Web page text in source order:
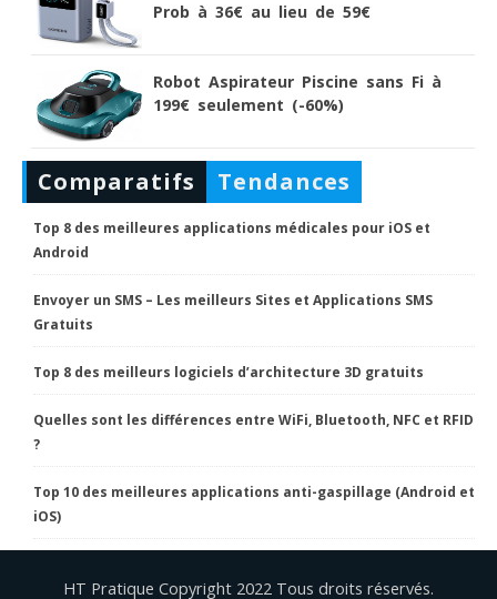
Prob à 36€ au lieu de 59€
Robot Aspirateur Piscine sans Fi à
199€ seulement (-60%)
Comparatifs Tendances
Top 8 des meilleures applications médicales pour iOS et
Android
Envoyer un SMS – Les meilleurs Sites et Applications SMS
Gratuits
Top 8 des meilleurs logiciels d’architecture 3D gratuits
Quelles sont les différences entre WiFi, Bluetooth, NFC et RFID
?
Top 10 des meilleures applications anti-gaspillage (Android et
iOS)
HT Pratique Copyright 2022 Tous droits réservés.